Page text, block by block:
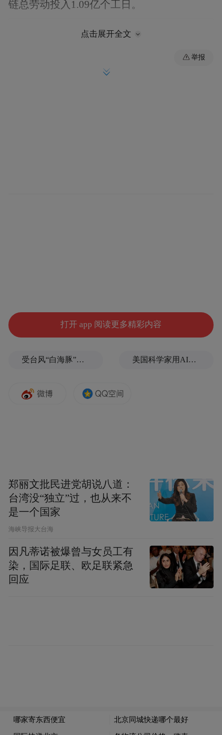
链总劳动投入1.09亿个工日。
“影视产业存在大量存量就业需求，而近年来
更易在具备拍摄条件、用工成本较低的非一
线城市形成产业集聚，如郑州、西安、横店
等地。郑州大学政治与公共管理学院副院长
导加成本驱动模式的代表，本地有闲置厂房
可利用。带动直接从业人员4万多，其中30岁
以下占70%，60%有大专及以上学历。”
增长近9倍，体现内容端的强烈需求。
点击展开全文
举报
打开 app 阅读更多精彩内容
受台风“白海豚”影响，福建沿海40条航线停航 美国科学家用AI设计出新病毒
郑丽文批民进党胡说八道：
台湾没“独立”过，也从来不
是一个国家
​海峡导报大台海
因凡蒂诺被爆曾与女员工有
染，国际足联、欧足联紧急
回应